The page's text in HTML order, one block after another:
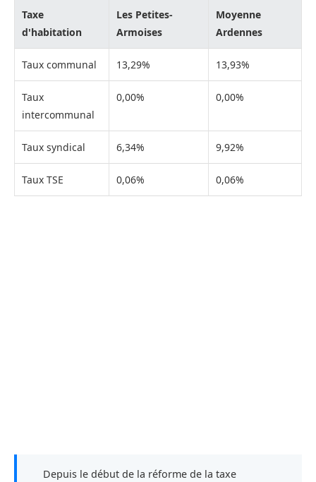
Taxe
d'habitation
Les Petites-
Armoises
Moyenne
Ardennes
Taux communal 13,29% 13,93%
Taux
intercommunal
0,00% 0,00%
Taux syndical 6,34% 9,92%
Taux TSE 0,06% 0,06%
Depuis le début de la réforme de la taxe